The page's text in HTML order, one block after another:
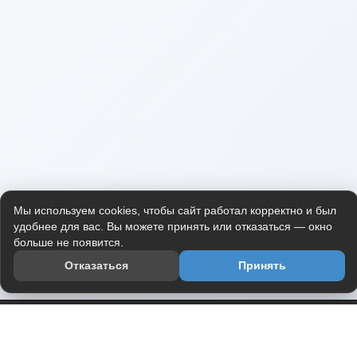
Мы используем cookies, чтобы сайт работал корректно и был
удобнее для вас. Вы можете принять или отказаться — окно
больше не появится.
Отказаться
Принять